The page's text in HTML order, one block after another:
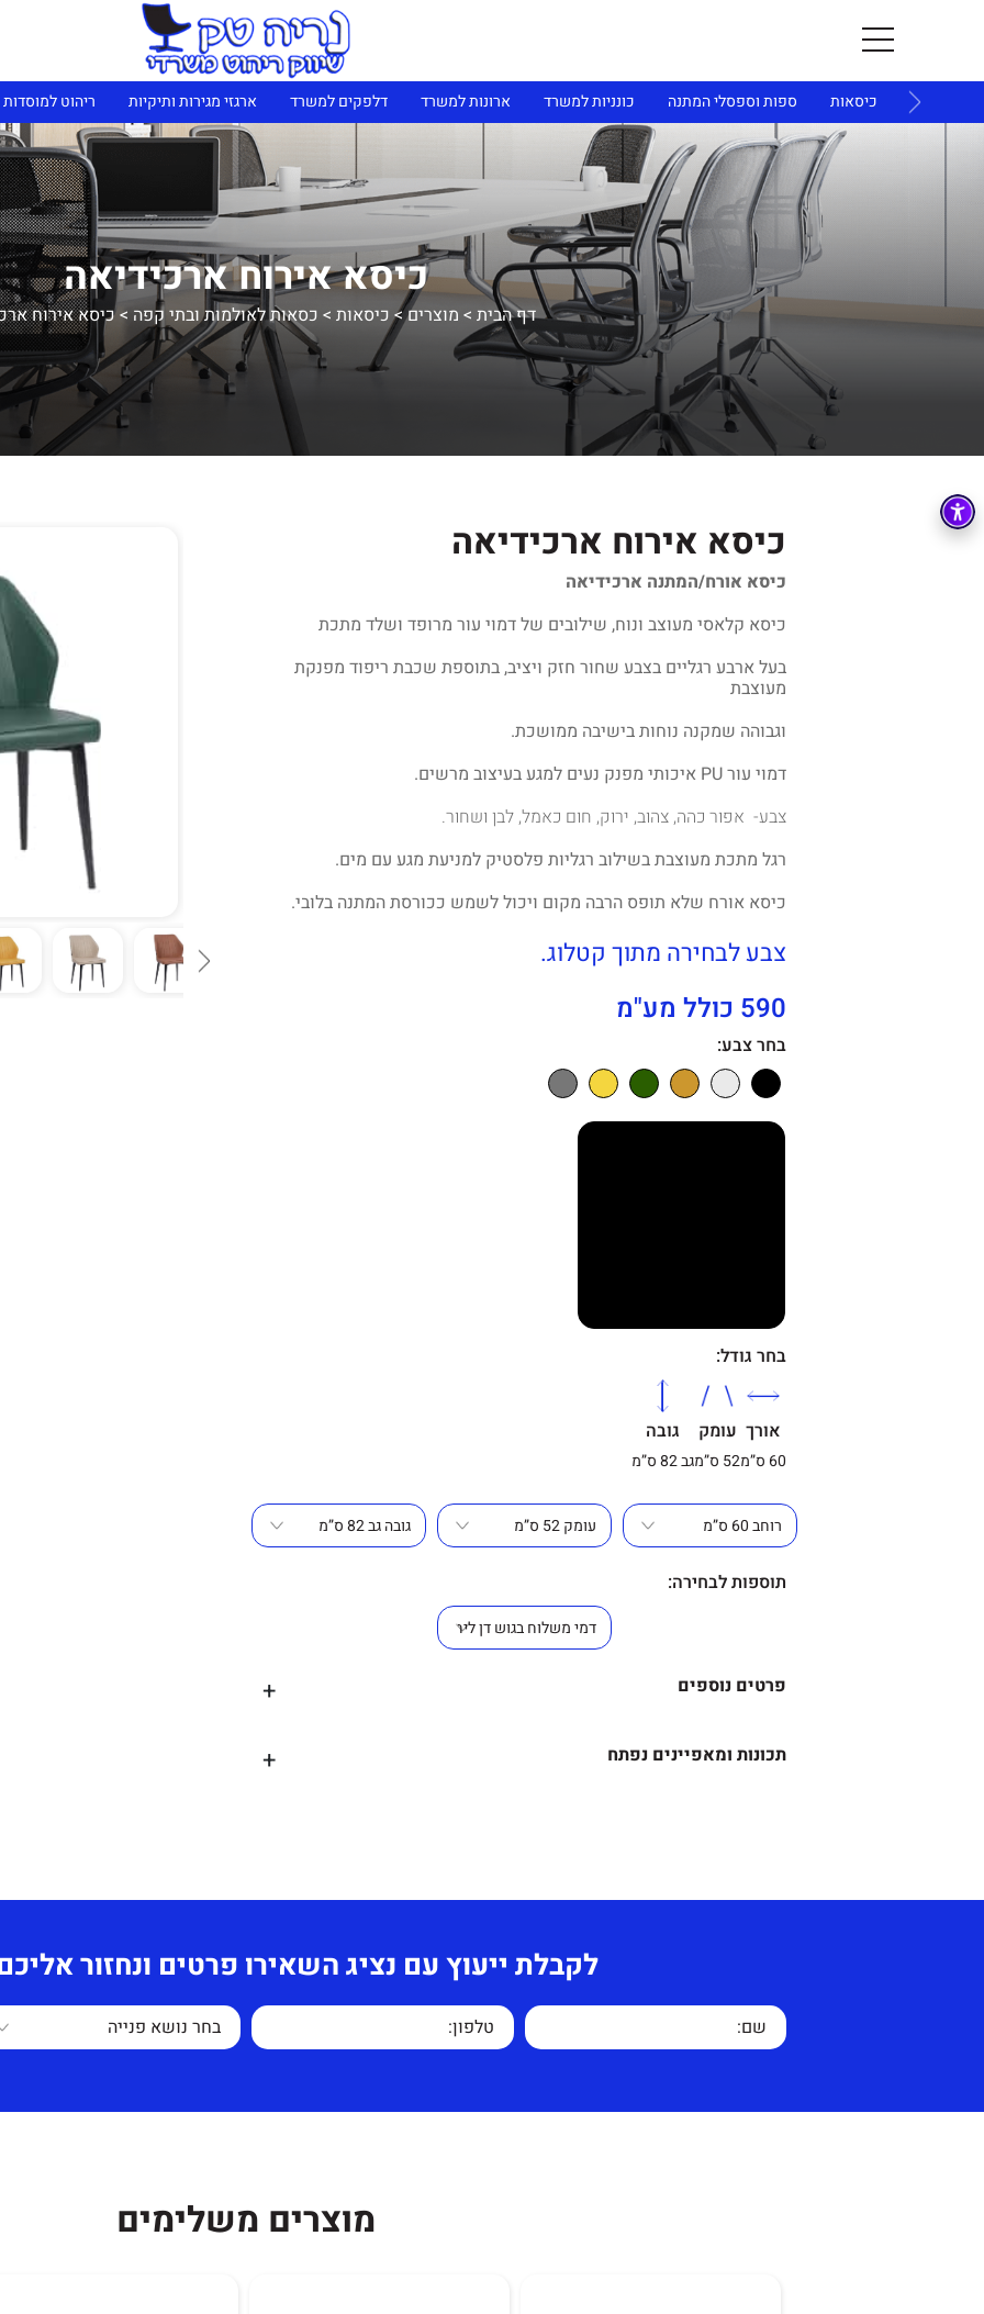
ולמשרד כיסאות ספות וספסלי המתנה כונניות למשרד ארונות למשרד דלפקים למשרד ארגזי מגירות ותיקיות ריהוט
כיסא אירוח ארכידיאה
דף הבית > מוצרים>כיסאות > כסאות לאולמות ובתי קפה >כיסא אירוח
כיסא אירוח ארכידיאה
כיסא אורח/המתנה ארכידיאה
כיסא קלאסי מעוצב ונוח, שילובים של דמוי עור מרופד ושלד מתכת
בעל ארבע רגליים בצבע שחור חזק ויציב, בתוספת שכבת ריפוד מפנקת
מעוצבת
וגבוהה שמקנה נוחות בישיבה ממושכת.
דמוי עור PU איכותי מפנק נעים למגע בעיצוב מרשים.
צבע- אפור כהה, צהוב, ירוק, חום כאמל, לבן ושחור.
רגל מתכת מעוצבת בשילוב רגליות פלסטיק למניעת מגע עם מים.
כיסא אורח שלא תופס הרבה מקום ויכול לשמש ככורסת המתנה בלובי.
צבע לבחירה מתוך קטלוג.
590 כולל מע"מ
בחר צבע:
בחר גודל:
אורך
60 ס”מ
עומק
52 ס”מ
גובה
גב 82 ס”מ
תוספות לבחירה:
פרטים נוספים
+
תכונות ומאפיינים נפתח
+
וחדשני, הכיסא
כיסא אורח יציב המאפשר ישיבה נוחה וזקופה עקב
המשענת המקומרת
כיסא אורח איכותי מדמוי עור PU בשילוב שלד מתכת
אחריות על הכיסא לשנה על כל החלקים למעט
לקבלת ייעוץ עם נציג השאירו פרטים ונחזור
מוצרים משלימים